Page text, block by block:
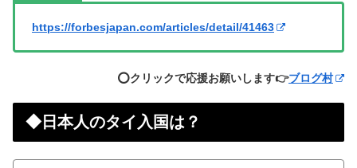
https://forbesjapan.com/articles/detail/41463
⭕️クリックで応援お願いします👉ブログ村
◆日本人のタイ入国は？